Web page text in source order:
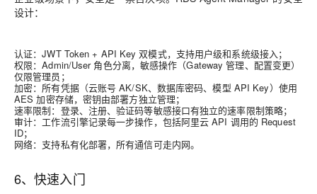
设计：
认证：JWT Token + API Key 双模式，支持用户级和系统级接入；
权限：Admin/User 角色分离，敏感操作（Gateway 管理、配置变更）
仅限管理员；
加密：所有凭据（云账号 AK/SK、数据库密码、模型 API Key）使用
AES 加密存储，密钥由部署方独立管理；
速率限制：登录、注册、验证码等敏感接口有独立的速率限制策略；
审计：工作流引擎记录每一步操作，包括阿里云 API 调用的 Request
ID；
网络：支持私有化部署，所有通信可走内网。
6、快速入门